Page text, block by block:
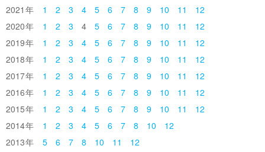
2021
1 2 3 4 5 6 7 8 9 10 11
12
2020
1 2 3 4 5 6 7 8 9 10 11
12
2019
1 2 3 4 5 6 7 8 9 10 11
12
2018
1 2 3 4 5 6 7 8 9 10 11
12
2017
1 2 3 4 5 6 7 8 9 10 11
12
2016
1 2 3 4 5 6 7 8 9 10 11
12
2015
1 2 3 4 5 6 7 8 9 10 11
12
2014
1 2 3 4 5 6 7 8 10
12
2013
5 6 7 8 10 11
12